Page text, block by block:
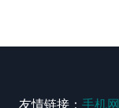
友情链接： 手机网